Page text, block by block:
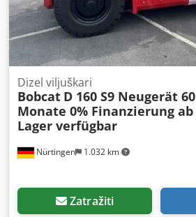
Nürtingen 1.032 km
Dizel viljuškari
Bobcat D 160 S9 Neugerät 60
Monate 0% Finanzierung ab
Lager verfügbar
Zatražiti